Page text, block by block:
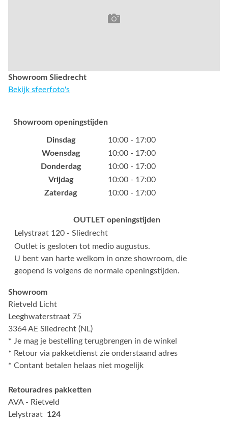
Showroom Sliedrecht
Bekijk sfeerfoto's
Showroom openingstijden
Dinsdag
10:00 - 17:00
Woensdag
10:00 - 17:00
Donderdag
10:00 - 17:00
Vrijdag
10:00 - 17:00
Zaterdag
10:00 - 17:00
OUTLET openingstijden
Lelystraat 120 - Sliedrecht
Outlet is gesloten tot medio augustus.
U bent van harte welkom in onze showroom, die
geopend is volgens de normale openingstijden.
Showroom
Rietveld Licht
Leeghwaterstraat 75
3364 AE Sliedrecht (NL)
* Je mag je bestelling terugbrengen in de winkel
* Retour via pakketdienst zie onderstaand adres
* Contant betalen helaas niet mogelijk
Retouradres pakketten
AVA - Rietveld
Lelystraat 124